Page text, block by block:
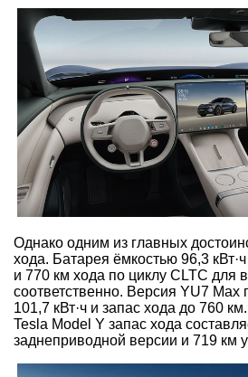
Однако одним из главных
хода. Батарея ёмкостью 96,3
и 770 км хода по циклу CLTC для
соответственно. Версия YU7 Max
101,7 кВт·ч и запас хода до 760
Tesla Model Y запас хода
заднеприводной версии и 719 км